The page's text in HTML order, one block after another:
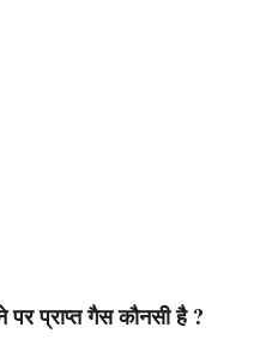
प्राप्त गैस कौनसी है ?